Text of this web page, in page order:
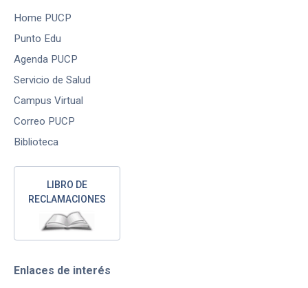
Home PUCP
Punto Edu
Agenda PUCP
Servicio de Salud
Campus Virtual
Correo PUCP
Biblioteca
LIBRO DE
RECLAMACIONES
Enlaces de interés